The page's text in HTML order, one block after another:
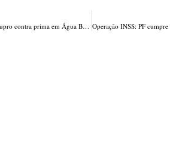
Adolescente é apreendido por tentativa de estupro contra prima em Água Branca